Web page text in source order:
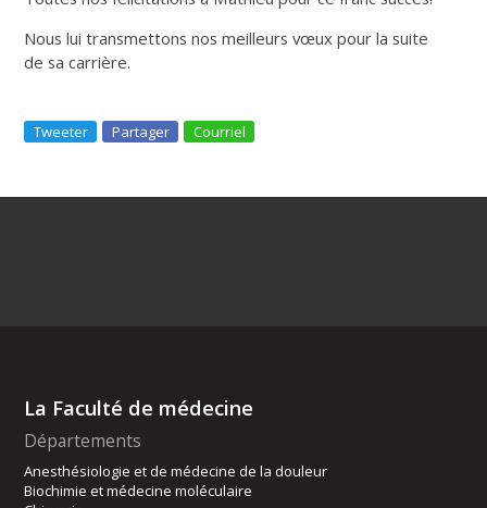
Nous lui transmettons nos meilleurs vœux pour la suite
de sa carrière.
Tweeter Partager Courriel
La Faculté de médecine
Départements
Anesthésiologie et de médecine de la douleur
Biochimie et médecine moléculaire